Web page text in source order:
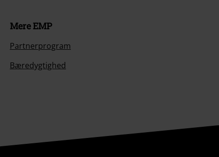
Mere EMP
Partnerprogram
Bæredygtighed